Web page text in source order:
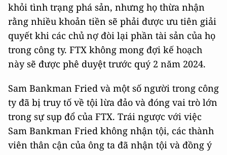
khỏi tình trạng phá sản, nhưng họ thừa nhận
rằng nhiều khoản tiền sẽ phải được ưu tiên giải
quyết khi các chủ nợ đòi lại phần tài sản của họ
trong công ty. FTX không mong đợi kế hoạch
này sẽ được phê duyệt trước quý 2 năm 2024.
Sam Bankman Fried và một số người trong công
ty đã bị truy tố về tội lừa đảo và đóng vai trò lớn
trong sự sụp đổ của FTX. Trái ngược với việc
Sam Bankman Fried không nhận tội, các thành
viên thân cận của ông ta đã nhận tội và đồng ý